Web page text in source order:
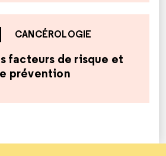
CANCÉROLOGIE
facteurs de risque et
prévention